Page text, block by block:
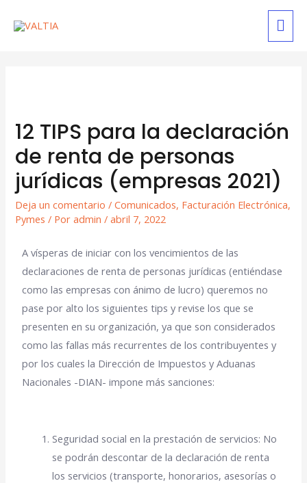
12 TIPS para la declaración
de renta de personas
jurídicas (empresas 2021)
Deja un comentario /Comunicados, Facturación Electrónica,
Pymes / Poradmin /abril 7, 2022
A vísperas de iniciar con los vencimientos de las
declaraciones de renta de personas jurídicas (entiéndase
como las empresas con ánimo de lucro) queremos no
pase por alto los siguientes tips y revise los que se
presenten en su organización, ya que son considerados
como las fallas más recurrentes de los contribuyentes y
por los cuales la Dirección de Impuestos y Aduanas
Nacionales -DIAN- impone más sanciones:
Seguridad social en la prestación de servicios: No
se podrán descontar de la declaración de renta
los servicios (transporte, honorarios, asesorías o